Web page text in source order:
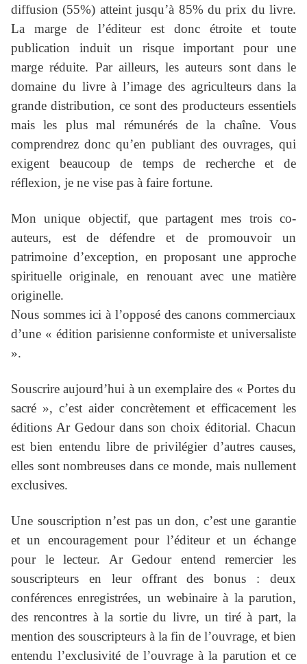
diffusion (55%) atteint jusqu’à 85% du prix du livre.
La marge de l’éditeur est donc étroite et toute
publication induit un risque important pour une
marge réduite. Par ailleurs, les auteurs sont dans le
domaine du livre à l’image des agriculteurs dans la
grande distribution, ce sont des producteurs essentiels
mais les plus mal rémunérés de la chaîne. Vous
comprendrez donc qu’en publiant des ouvrages, qui
exigent beaucoup de temps de recherche et de
réflexion, je ne vise pas à faire fortune.
Mon unique objectif, que partagent mes trois co-
auteurs, est de défendre et de promouvoir un
patrimoine d’exception, en proposant une approche
spirituelle originale, en renouant avec une matière
originelle.
Nous sommes ici à l’opposé des canons commerciaux
d’une « édition parisienne conformiste et universaliste
».
Souscrire aujourd’hui à un exemplaire des « Portes du
sacré », c’est aider concrètement et efficacement les
éditions Ar Gedour dans son choix éditorial. Chacun
est bien entendu libre de privilégier d’autres causes,
elles sont nombreuses dans ce monde, mais nullement
exclusives.
Une souscription n’est pas un don, c’est une garantie
et un encouragement pour l’éditeur et un échange
pour le lecteur. Ar Gedour entend remercier les
souscripteurs en leur offrant des bonus : deux
conférences enregistrées, un webinaire à la parution,
des rencontres à la sortie du livre, un tiré à part, la
mention des souscripteurs à la fin de l’ouvrage, et bien
entendu l’exclusivité de l’ouvrage à la parution et ce